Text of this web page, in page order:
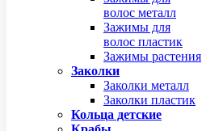
волос металл
Зажимы для
волос пластик
Зажимы растения
Заколки
Заколки металл
Заколки пластик
Кольца детские